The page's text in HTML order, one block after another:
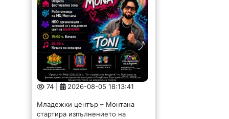
74 | 2026-08-05 18:13:41
Младежки център – Монтана
стартира изпълнението на